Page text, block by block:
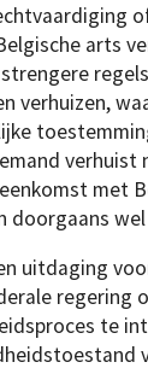
arts
verhuizen,
verhuist
met
doorgaans
uitdaging
regering
te